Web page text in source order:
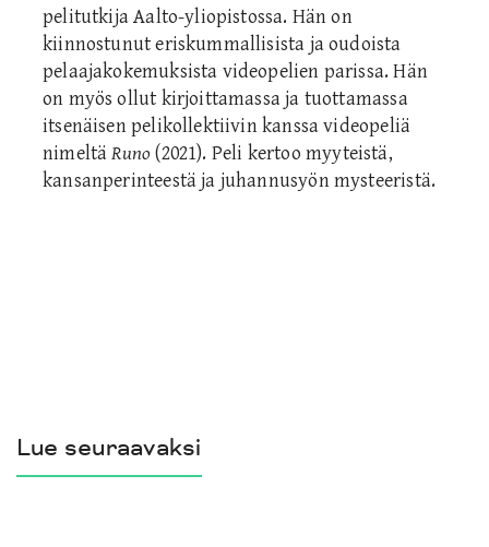
pelitutkija Aalto-yliopistossa. Hän on
kiinnostunut eriskummallisista ja oudoista
pelaajakokemuksista videopelien parissa. Hän
on myös ollut kirjoittamassa ja tuottamassa
itsenäisen pelikollektiivin kanssa videopeliä
nimeltäRuno (2021). Peli kertoo myyteistä,
kansanperinteestä ja juhannusyön mysteeristä.
Lue seuraavaksi